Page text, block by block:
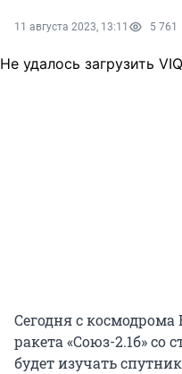
11 августа 2023, 13:11 5 761
Не удалось загрузить
Сегодня с
ракета «Союз-2.1б» со
будет изучать